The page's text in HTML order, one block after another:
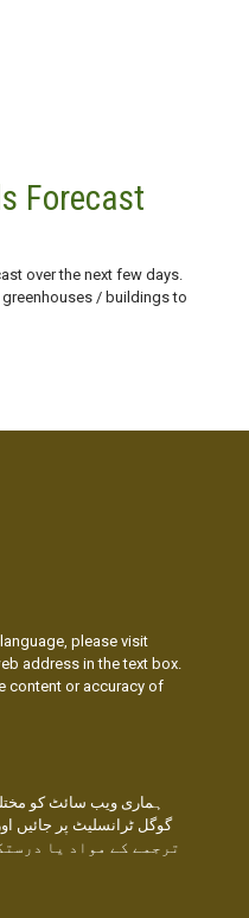
Forecast
over the next few days.
/ buildings to
please visit
address in the text box.
content or accuracy of
ہماری ویب سائٹ کو
گوگل ٹرانسلیٹ پر جائیں